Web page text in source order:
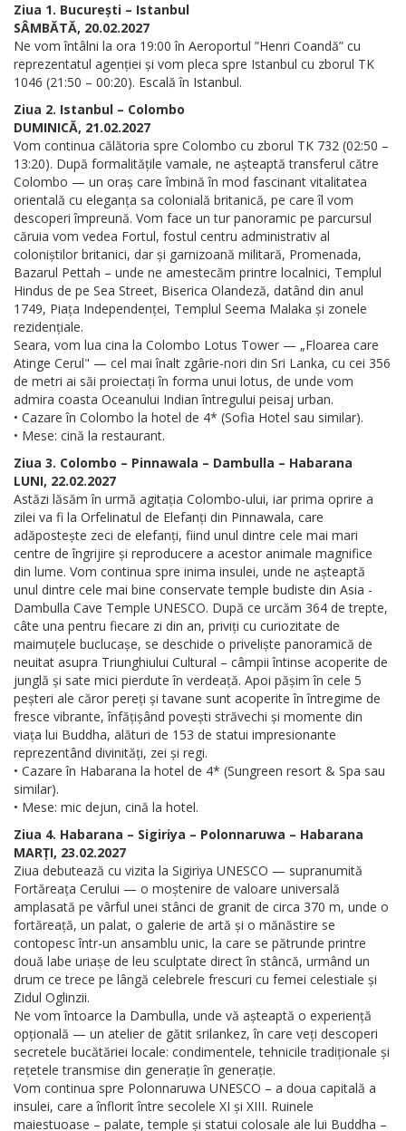
Ziua 1. București – Istanbul
SÂMBĂTĂ, 20.02.2027
Ne vom întâlni la ora 19:00 în Aeroportul ”Henri Coandă” cu
reprezentatul agenției și vom pleca spre Istanbul cu zborul TK
1046 (21:50 – 00:20). Escală în Istanbul.
Ziua 2. Istanbul – Colombo
DUMINICĂ, 21.02.2027
Vom continua călătoria spre Colombo cu zborul TK 732 (02:50 –
13:20). După formalitățile vamale, ne așteaptă transferul către
Colombo — un oraș care îmbină în mod fascinant vitalitatea
orientală cu eleganța sa colonială britanică, pe care îl vom
descoperi împreună. Vom face un tur panoramic pe parcursul
căruia vom vedea Fortul, fostul centru administrativ al
coloniștilor britanici, dar și garnizoană militară, Promenada,
Bazarul Pettah – unde ne amestecăm printre localnici, Templul
Hindus de pe Sea Street, Biserica Olandeză, datând din anul
1749, Piața Independenței, Templul Seema Malaka și zonele
rezidențiale.
Seara, vom lua cina la Colombo Lotus Tower — „Floarea care
Atinge Cerul" — cel mai înalt zgârie-nori din Sri Lanka, cu cei 356
de metri ai săi proiectați în forma unui lotus, de unde vom
admira coasta Oceanului Indian întregului peisaj urban.
• Cazare în Colombo la hotel de 4* (Sofia Hotel sau similar).
• Mese: cină la restaurant.
Ziua 3. Colombo – Pinnawala – Dambulla – Habarana
LUNI, 22.02.2027
Astăzi lăsăm în urmă agitația Colombo-ului, iar prima oprire a
zilei va fi la Orfelinatul de Elefanți din Pinnawala, care
adăpostește zeci de elefanți, fiind unul dintre cele mai mari
centre de îngrijire și reproducere a acestor animale magnifice
din lume. Vom continua spre inima insulei, unde ne așteaptă
unul dintre cele mai bine conservate temple budiste din Asia -
Dambulla Cave Temple UNESCO. După ce urcăm 364 de trepte,
câte una pentru fiecare zi din an, priviți cu curiozitate de
maimuțele buclucașe, se deschide o priveliște panoramică de
neuitat asupra Triunghiului Cultural – câmpii întinse acoperite de
junglă și sate mici pierdute în verdeață. Apoi pășim în cele 5
peșteri ale căror pereți și tavane sunt acoperite în întregime de
fresce vibrante, înfățișând povești străvechi și momente din
viața lui Buddha, alături de 153 de statui impresionante
reprezentând divinități, zei și regi.
• Cazare în Habarana la hotel de 4* (Sungreen resort & Spa sau
similar).
• Mese: mic dejun, cină la hotel.
Ziua 4. Habarana – Sigiriya – Polonnaruwa – Habarana
MARȚI, 23.02.2027
Ziua debutează cu vizita la Sigiriya UNESCO — supranumită
Fortăreața Cerului — o moștenire de valoare universală
amplasată pe vârful unei stânci de granit de circa 370 m, unde o
fortăreață, un palat, o galerie de artă și o mănăstire se
contopesc într-un ansamblu unic, la care se pătrunde printre
două labe uriașe de leu sculptate direct în stâncă, urmând un
drum ce trece pe lângă celebrele frescuri cu femei celestiale și
Zidul Oglinzii.
Ne vom întoarce la Dambulla, unde vă așteaptă o experiență
opțională — un atelier de gătit srilankez, în care veți descoperi
secretele bucătăriei locale: condimentele, tehnicile tradiționale și
rețetele transmise din generație în generație.
Vom continua spre Polonnaruwa UNESCO – a doua capitală a
insulei, care a înflorit între secolele XI și XIII. Ruinele
maiestuoase – palate, temple și statui colosale ale lui Buddha –